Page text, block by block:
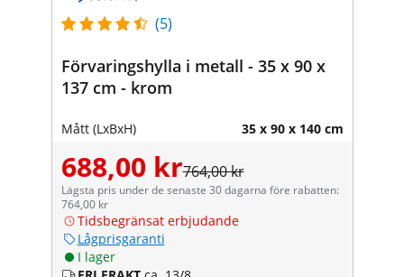
(5)
Förvaringshylla i metall - 35 x 90 x
137 cm - krom
Mått (LxBxH) 35 x 90 x 140 cm
688,00 kr764,00 kr
Lägsta pris under de senaste 30 dagarna före rabatten:
764,00 kr
Tidsbegränsat erbjudande
Lågprisgaranti
I lager